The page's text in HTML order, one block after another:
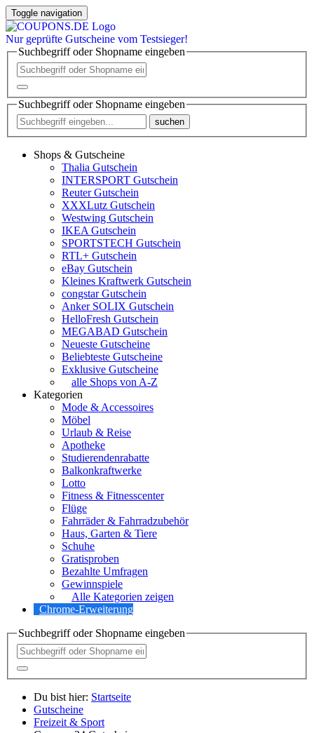
Toggle navigation
Nur geprüfte Gutscheine vom Testsieger!
Suchbegriff oder Shopname eingeben
Suchbegriff oder Shopname eingeben
suchen
Shops & Gutscheine
Thalia Gutschein
INTERSPORT Gutschein
Reuter Gutschein
XXXLutz Gutschein
Westwing Gutschein
IKEA Gutschein
SPORTSTECH Gutschein
RTL+ Gutschein
eBay Gutschein
Kleines Kraftwerk Gutschein
congstar Gutschein
Anker SOLIX Gutschein
HelloFresh Gutschein
MEGABAD Gutschein
Neueste Gutscheine
Beliebteste Gutscheine
Exklusive Gutscheine
alle Shops von A-Z
Kategorien
Mode & Accessoires
Möbel
Urlaub & Reise
Apotheke
Studierendenrabatte
Balkonkraftwerke
Lotto
Fitness & Fitnesscenter
Flüge
Fahrräder & Fahrradzubehör
Haus, Garten & Tiere
Schuhe
Gratisproben
Bezahlte Umfragen
Gewinnspiele
Alle Kategorien zeigen
Chrome-Erweiterung
Suchbegriff oder Shopname eingeben
Du bist hier: Startseite
Gutscheine
Freizeit & Sport